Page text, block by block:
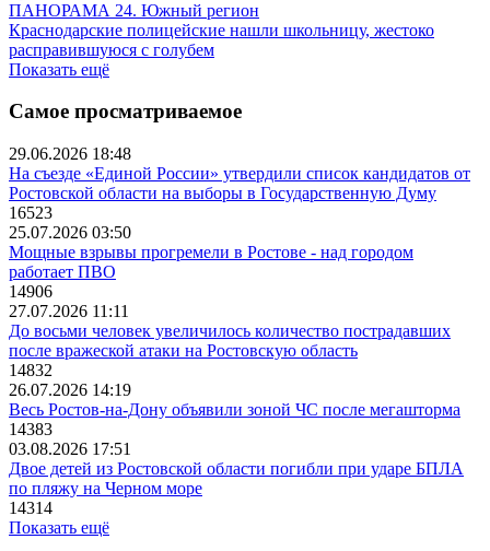
ПАНОРАМА 24. Южный регион
Краснодарские полицейские нашли школьницу, жестоко
расправившуюся с голубем
Показать ещё
Самое просматриваемое
29.06.2026 18:48
На съезде «Единой России» утвердили список кандидатов от
Ростовской области на выборы в Государственную Думу
16523
25.07.2026 03:50
Мощные взрывы прогремели в Ростове - над городом
работает ПВО
14906
27.07.2026 11:11
До восьми человек увеличилось количество пострадавших
после вражеской атаки на Ростовскую область
14832
26.07.2026 14:19
Весь Ростов-на-Дону объявили зоной ЧС после мегашторма
14383
03.08.2026 17:51
Двое детей из Ростовской области погибли при ударе БПЛА
по пляжу на Черном море
14314
Показать ещё